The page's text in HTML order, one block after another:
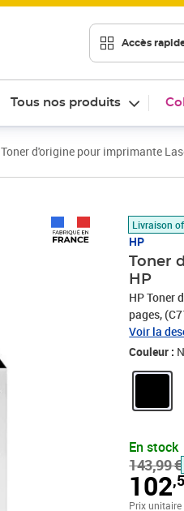
Accès
Tous nos produits
Toner d'origine pour imprimante
Livraison
HP
Toner
HP
HP Toner
pages,
1200N/
3300/
Voir la
Couleur :
En stock
143,99 €
Prix barré
102
Prix
Prix unitaire